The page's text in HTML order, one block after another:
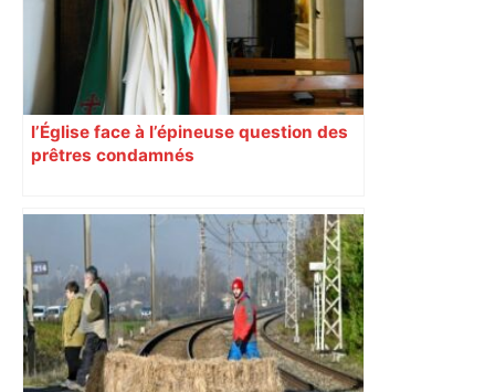
l’Église face à l’épineuse question des
prêtres condamnés